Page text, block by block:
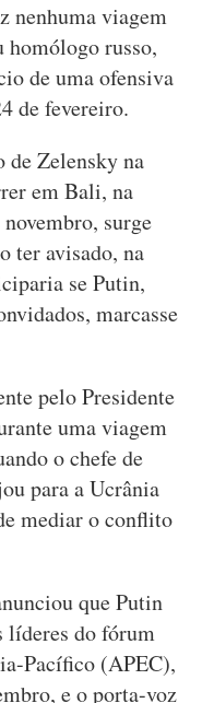
nenhuma viagem
homólogo russo,
de uma ofensiva
de fevereiro.
de Zelensky na
em Bali, na
surge
ter avisado, na
se Putin,
marcasse
pelo Presidente
uma viagem
o chefe de
para a Ucrânia
mediar o conflito
que Putin
líderes do fórum
Pacífico (APEC),
e o porta-voz